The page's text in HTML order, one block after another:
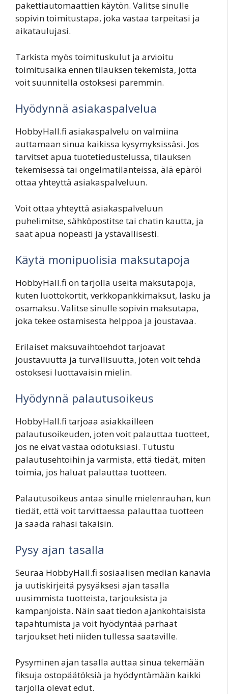
pakettiautomaattien käytön. Valitse sinulle
sopivin toimitustapa, joka vastaa tarpeitasi ja
aikataulujasi.
Tarkista myös toimituskulut ja arvioitu
toimitusaika ennen tilauksen tekemistä, jotta
voit suunnitella ostoksesi paremmin.
Hyödynnä asiakaspalvelua
HobbyHall.fi asiakaspalvelu on valmiina
auttamaan sinua kaikissa kysymyksissäsi. Jos
tarvitset apua tuotetiedustelussa, tilauksen
tekemisessä tai ongelmatilanteissa, älä epäröi
ottaa yhteyttä asiakaspalveluun.
Voit ottaa yhteyttä asiakaspalveluun
puhelimitse, sähköpostitse tai chatin kautta, ja
saat apua nopeasti ja ystävällisesti.
Käytä monipuolisia maksutapoja
HobbyHall.fi on tarjolla useita maksutapoja,
kuten luottokortit, verkkopankkimaksut, lasku ja
osamaksu. Valitse sinulle sopivin maksutapa,
joka tekee ostamisesta helppoa ja joustavaa.
Erilaiset maksuvaihtoehdot tarjoavat
joustavuutta ja turvallisuutta, joten voit tehdä
ostoksesi luottavaisin mielin.
Hyödynnä palautusoikeus
HobbyHall.fi tarjoaa asiakkailleen
palautusoikeuden, joten voit palauttaa tuotteet,
jos ne eivät vastaa odotuksiasi. Tutustu
palautusehtoihin ja varmista, että tiedät, miten
toimia, jos haluat palauttaa tuotteen.
Palautusoikeus antaa sinulle mielenrauhan, kun
tiedät, että voit tarvittaessa palauttaa tuotteen
ja saada rahasi takaisin.
Pysy ajan tasalla
Seuraa HobbyHall.fi sosiaalisen median kanavia
ja uutiskirjeitä pysyäksesi ajan tasalla
uusimmista tuotteista, tarjouksista ja
kampanjoista. Näin saat tiedon ajankohtaisista
tapahtumista ja voit hyödyntää parhaat
tarjoukset heti niiden tullessa saataville.
Pysyminen ajan tasalla auttaa sinua tekemään
fiksuja ostopäätöksiä ja hyödyntämään kaikki
tarjolla olevat edut.